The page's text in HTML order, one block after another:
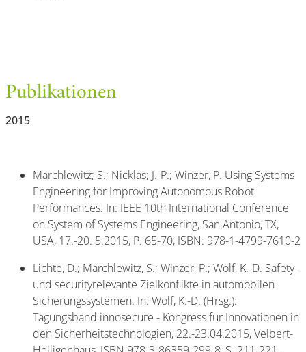
Publikationen
2015
Marchlewitz; S.; Nicklas; J.-P.; Winzer, P. Using Systems
Engineering for Improving Autonomous Robot
Performances. In: IEEE 10th International Conference
on System of Systems Engineering, San Antonio, TX,
USA, 17.-20. 5.2015, P. 65-70, ISBN: 978-1-4799-7610-2
Lichte, D.; Marchlewitz, S.; Winzer, P.; Wolf, K.-D. Safety-
und securityrelevante Zielkonflikte in automobilen
Sicherungssystemen. In: Wolf, K.-D. (Hrsg.):
Tagungsband innosecure - Kongress für Innovationen in
den Sicherheitstechnologien, 22.-23.04.2015, Velbert-